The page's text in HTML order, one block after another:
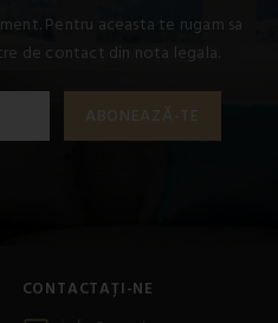
Pentru aceasta te rugam sa
de contact din nota legala.
CONTACTAȚI-NE